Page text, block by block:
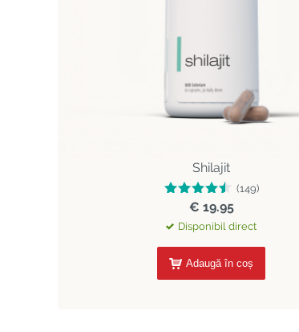
Shilajit
(149)
€ 19.95
Disponibil direct
Adaugă în coș